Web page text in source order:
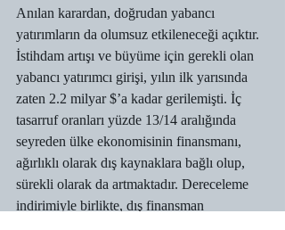
Anılan karardan, doğrudan yabancı
yatırımların da olumsuz etkileneceği açıktır.
İstihdam artışı ve büyüme için gerekli olan
yabancı yatırımcı girişi, yılın ilk yarısında
zaten 2.2 milyar $’a kadar gerilemişti. İç
tasarruf oranları yüzde 13/14 aralığında
seyreden ülke ekonomisinin finansmanı,
ağırlıklı olarak dış kaynaklara bağlı olup,
sürekli olarak da artmaktadır. Dereceleme
indirimiyle birlikte, dış finansman